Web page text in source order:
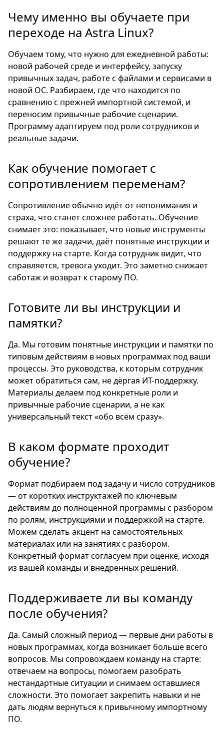
Чему именно вы обучаете при
переходе на Astra Linux?
Обучаем тому, что нужно для ежедневной работы:
новой рабочей среде и интерфейсу, запуску
привычных задач, работе с файлами и сервисами в
новой ОС. Разбираем, где что находится по
сравнению с прежней импортной системой, и
переносим привычные рабочие сценарии.
Программу адаптируем под роли сотрудников и
реальные задачи.
Как обучение помогает с
сопротивлением переменам?
Сопротивление обычно идёт от непонимания и
страха, что станет сложнее работать. Обучение
снимает это: показывает, что новые инструменты
решают те же задачи, даёт понятные инструкции и
поддержку на старте. Когда сотрудник видит, что
справляется, тревога уходит. Это заметно снижает
саботаж и возврат к старому ПО.
Готовите ли вы инструкции и
памятки?
Да. Мы готовим понятные инструкции и памятки по
типовым действиям в новых программах под ваши
процессы. Это руководства, к которым сотрудник
может обратиться сам, не дёргая ИТ-поддержку.
Материалы делаем под конкретные роли и
привычные рабочие сценарии, а не как
универсальный текст «обо всём сразу».
В каком формате проходит
обучение?
Формат подбираем под задачу и число сотрудников
— от коротких инструктажей по ключевым
действиям до полноценной программы с разбором
по ролям, инструкциями и поддержкой на старте.
Можем сделать акцент на самостоятельных
материалах или на занятиях с разбором.
Конкретный формат согласуем при оценке, исходя
из вашей команды и внедрённых решений.
Поддерживаете ли вы команду
после обучения?
Да. Самый сложный период — первые дни работы в
новых программах, когда возникает больше всего
вопросов. Мы сопровождаем команду на старте:
отвечаем на вопросы, помогаем разобрать
нестандартные ситуации и снимаем оставшиеся
сложности. Это помогает закрепить навыки и не
дать людям вернуться к привычному импортному
ПО.